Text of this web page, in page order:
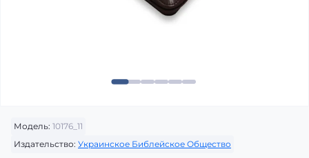
Модель: 10176_11
Издательство: Украинское Библейское Общество